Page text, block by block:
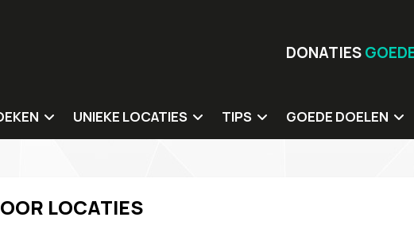
DONATIES
UNIEKE LOCATIES
Duurzame en natuurlocaties
Culturele locaties
TIPS
Catering
GOEDE DOELEN
Onze goede doelen
LOCATIES